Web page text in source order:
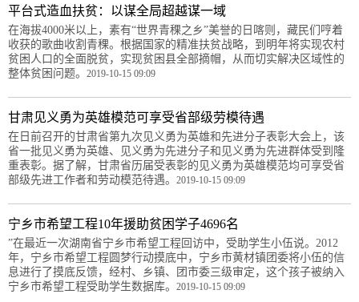
平台式造血扶贫：以谋全局超越谋一域
在海拔4000米以上，素有“世界青稞之乡”美誉的日喀则，藏民们哼着
收获的歌曲收割青稞。根据国家的精准扶贫战略，到明年将实现农村
贫困人口的全面脱贫，实现贫困县全部摘帽，从而切实解决区域性的
整体贫困问题。 2019-10-15 09:09
甘肃见义勇为英雄模范可享受省部级劳模待遇
在日前召开的甘肃省第九次见义勇为英雄和先进分子表彰大会上，该
省一批见义勇为英雄、见义勇为先进分子和见义勇为先进群体受到隆
重表彰。据了解，甘肃省历届受表彰的见义勇为英雄模范均可享受省
部级先进工作者和劳动模范待遇。 2019-10-15 09:09
宁乡市希望工程10年援助贫困学子4696名
”在最近一次湖南省宁乡市希望工程回访中，受助学生小伍说。2012
年，宁乡市希望工程圆梦行动摸底中，宁乡市黄材镇团委将小伍的信
息进行了摸底反馈，经村、乡镇、团市委三级审定，这个孩子被纳入
宁乡市希望工程受助学生数据库。 2019-10-15 09:09